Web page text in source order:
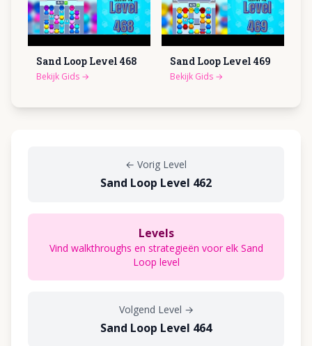
Sand Loop Level 468
Bekijk Gids →
Sand Loop Level 469
Bekijk Gids →
← Vorig Level
Sand Loop Level 462
Levels
Vind walkthroughs en strategieën voor elk Sand
Loop level
Volgend Level →
Sand Loop Level 464